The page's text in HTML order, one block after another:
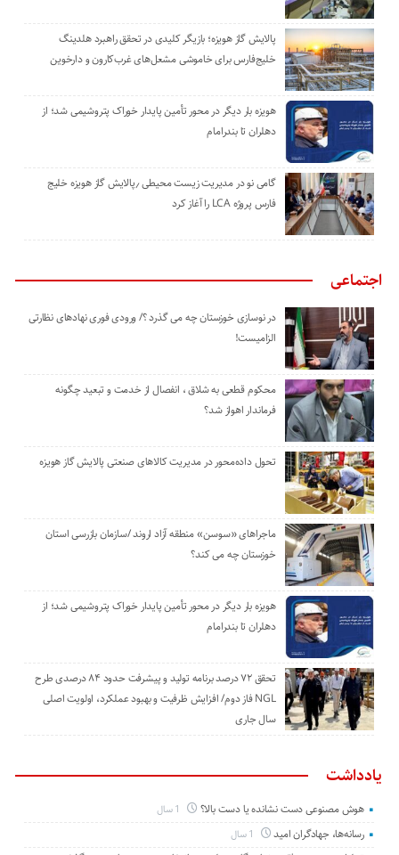
پالایش گاز هویزه؛ بازیگر کلیدی در تحقق راهبرد هلدینگ
خلیج‌فارس برای خاموشی مشعل‌های غرب‌کارون و دارخوین
هویزه بار دیگر در محور تأمین پایدار خوراک پتروشیمی شد؛ از
دهلران تا بندرامام
گامی نو در مدیریت زیست ‌محیطی ٫پالایش گاز هویزه خلیج
‌فارس پروژه LCA را آغاز کرد
اجتماعی
در نوسازی خوزستان چه می گذرد ؟/ ورودی فوری نهادهای نظارتی
الزامیست!
محکوم قطعی به شلاق ، انفصال از خدمت و تبعید چگونه
فرماندار اهواز شد؟
تحول داده‌محور در مدیریت کالاهای صنعتی پالایش گاز هویزه
ماجراهای «سوسن» منطقه آزاد اروند /سازمان بازرسی استان
خوزستان چه می کند؟
هویزه بار دیگر در محور تأمین پایدار خوراک پتروشیمی شد؛ از
دهلران تا بندرامام
تحقق ۷۲ درصد برنامه تولید و پیشرفت حدود ۸۴ درصدی طرح
NGL فاز دوم/ افزایش ظرفیت و بهبود عملکرد، اولویت اصلی
سال جاری
یادداشت
هوش مصنوعی دست نشانده یا دست بالا؟
رسانه‌ها، جهادگران امید